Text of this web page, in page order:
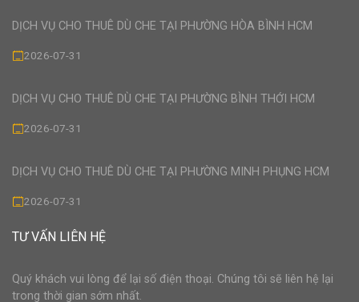
DỊCH VỤ CHO THUÊ DÙ CHE TẠI PHƯỜNG HÒA BÌNH HCM
2026-07-31
DỊCH VỤ CHO THUÊ DÙ CHE TẠI PHƯỜNG BÌNH THỚI HCM
2026-07-31
DỊCH VỤ CHO THUÊ DÙ CHE TẠI PHƯỜNG MINH PHỤNG HCM
2026-07-31
TƯ VẤN LIÊN HỆ
Quý khách vui lòng để lại số điện thoại. Chúng tôi sẽ liên hệ lại
trong thời gian sớm nhất.